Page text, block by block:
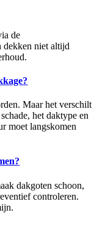
de
dekken niet altijd
Maar het verschilt
het daktype en
moet langskomen
dakgoten schoon,
controleren.